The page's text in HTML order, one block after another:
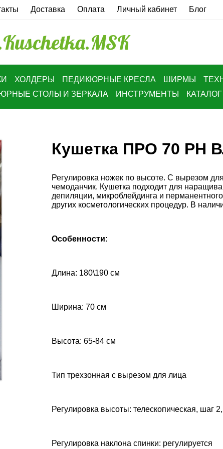
Доставка Оплата Личный кабинет Блог
ХОЛДЕРЫ ПЕДИКЮРНЫЕ КРЕСЛА ШИРМЫ
СТОЛЫ И ЗЕРКАЛА ИНСТРУМЕНТЫ КАТАЛОГ
Кушетка ПРО 70 РН
Регулировка ножек по высоте. С вырезом
чемоданчик. Кушетка подходит для
депиляции, микроблейдинга и
других косметологических процедур. В
Особенности:
Длина: 180\190 см
Ширина: 70 см
Высота: 65-84 см
Тип трехзонная с вырезом для лица
Регулировка высоты: телескопическая, шаг
Регулировка наклона спинки: регулируется